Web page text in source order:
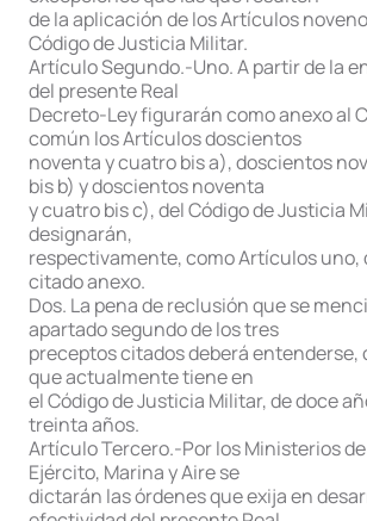
de la aplicación de los Artículos
Código de Justicia Militar.
Artículo Segundo.-Uno. A partir de la
del presente Real
Decreto-Ley figurarán como anexo al
común los Artículos doscientos
noventa y cuatro bis a), doscientos
bis b) y doscientos noventa
y cuatro bis c), del Código de Justicia
designarán,
respectivamente, como Artículos uno,
citado anexo.
Dos. La pena de reclusión que se
apartado segundo de los tres
preceptos citados deberá entenderse,
que actualmente tiene en
el Código de Justicia Militar, de doce
treinta años.
Artículo Tercero.-Por los Ministerios
Ejército, Marina y Aire se
dictarán las órdenes que exija en